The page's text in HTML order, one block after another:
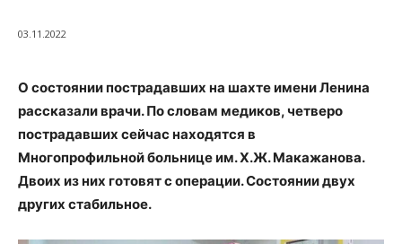
03.11.2022
О состоянии пострадавших на шахте имени Ленина
рассказали врачи. По словам медиков, четверо
пострадавших сейчас находятся в
Многопрофильной больнице им. Х.Ж. Макажанова.
Двоих из них готовят с операции. Состоянии двух
других стабильное.